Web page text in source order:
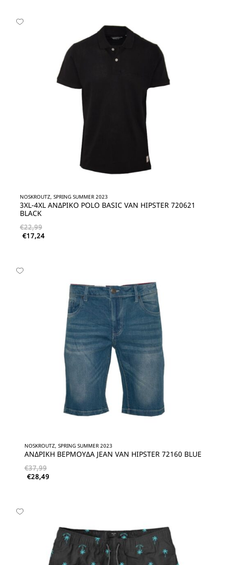
NOSKROUTZ, SPRING SUMMER 2023
3XL-4XL ΑΝΔΡΙΚΟ POLO BASIC VAN HIPSTER 720621
BLACK
€22,99
€17,24
NOSKROUTZ, SPRING SUMMER 2023
ΑΝΔΡΙΚΗ ΒΕΡΜΟΥΔΑ JEAN VAN HIPSTER 72160 BLUE
€37,99
€28,49